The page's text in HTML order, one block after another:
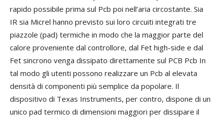
rapido possibile prima sul Pcb poi nell’aria circostante. Sia
IR sia Micrel hanno previsto sui loro circuiti integrati tre
piazzole (pad) termiche in modo che la maggior parte del
calore proveniente dal controllore, dal Fet high-side e dal
Fet sincrono venga dissipato direttamente sul PCB Pcb In
tal modo gli utenti possono realizzare un Pcb al elevata
densità di componenti più semplice da popolare. Il
dispositivo di Texas Instruments, per contro, dispone di un
unico pad termico di dimensioni maggiori per dissipare il